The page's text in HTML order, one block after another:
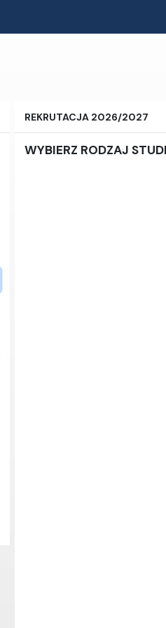
REKRUTACJA 2026/2027
WYBIERZ RODZAJ